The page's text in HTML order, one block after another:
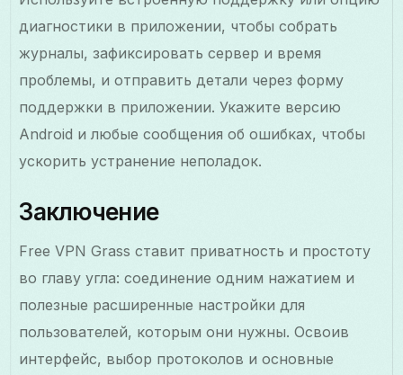
диагностики в приложении, чтобы собрать
журналы, зафиксировать сервер и время
проблемы, и отправить детали через форму
поддержки в приложении. Укажите версию
Android и любые сообщения об ошибках, чтобы
ускорить устранение неполадок.
Заключение
Free VPN Grass ставит приватность и простоту
во главу угла: соединение одним нажатием и
полезные расширенные настройки для
пользователей, которым они нужны. Освоив
интерфейс, выбор протоколов и основные